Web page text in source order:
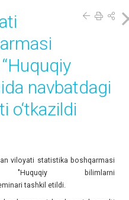
navbatdagi
o‘tkazildi
viloyati statistika boshqarmasi
bilimlarni
tashkil etildi.